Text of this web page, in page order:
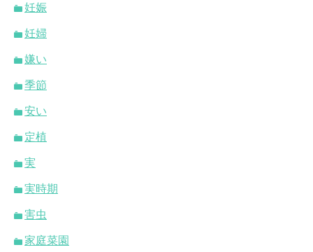
妊娠
妊婦
嫌い
季節
安い
定植
実
実時期
害虫
家庭菜園